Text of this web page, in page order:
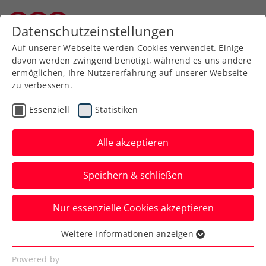
Zurück zur Newsübersicht
Turniere
Austrian Kids Masters:
BTV-Duo in Schladming
„gut dabei“
Der TC Union Blau Weiss Schladming war
von 8. Bis 10. August Veranstalter des
ÖTV U9/U10 Kids Masters. Bei den U9-
Mädels waren Maria Cristescu und Lina
Posch am Start.
Datenschutzeinstellungen
Auf unserer Webseite werden Cookies verwendet. Einige
davon werden zwingend benötigt, während es uns andere
ermöglichen, Ihre Nutzererfahrung auf unserer Webseite
zu verbessern.
Essenziell Statistiken
Alle akzeptieren
Speichern & schließen
Nur essenzielle Cookies akzeptieren
Essenziell
Essenzielle Cookies werden für grundlegende
Weitere Informationen anzeigen
Powered by